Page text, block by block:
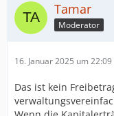
Tamar
Moderator
16. Januar 2025 um 22:09
Das ist kein